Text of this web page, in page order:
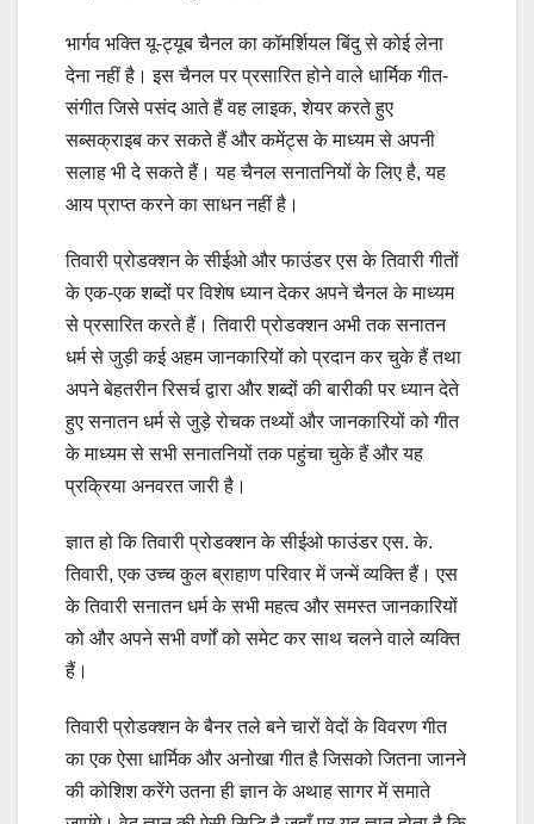
भार्गव भक्ति यू-ट्यूब चैनल का कॉमर्शियल बिंदु से कोई लेना
देना नहीं है। इस चैनल पर प्रसारित होने वाले धार्मिक गीत-
संगीत जिसे पसंद आते हैं वह लाइक, शेयर करते हुए
सब्सक्राइब कर सकते हैं और कमेंट्स के माध्यम से अपनी
सलाह भी दे सकते हैं। यह चैनल सनातनियों के लिए है, यह
आय प्राप्त करने का साधन नहीं है।
तिवारी प्रोडक्शन के सीईओ और फाउंडर एस के तिवारी गीतों
के एक-एक शब्दों पर विशेष ध्यान देकर अपने चैनल के माध्यम
से प्रसारित करते हैं। तिवारी प्रोडक्शन अभी तक सनातन
धर्म से जुड़ी कई अहम जानकारियों को प्रदान कर चुके हैं तथा
अपने बेहतरीन रिसर्च द्वारा और शब्दों की बारीकी पर ध्यान देते
हुए सनातन धर्म से जुड़े रोचक तथ्यों और जानकारियों को गीत
के माध्यम से सभी सनातनियों तक पहुंचा चुके हैं और यह
प्रक्रिया अनवरत जारी है।
ज्ञात हो कि तिवारी प्रोडक्शन के सीईओ फाउंडर एस. के.
तिवारी, एक उच्च कुल ब्राहाण परिवार में जन्में व्यक्ति हैं। एस
के तिवारी सनातन धर्म के सभी महत्व और समस्त जानकारियों
को और अपने सभी वर्णों को समेट कर साथ चलने वाले व्यक्ति
हैं।
तिवारी प्रोडक्शन के बैनर तले बने चारों वेदों के विवरण गीत
का एक ऐसा धार्मिक और अनोखा गीत है जिसको जितना जानने
की कोशिश करेंगे उतना ही ज्ञान के अथाह सागर में समाते